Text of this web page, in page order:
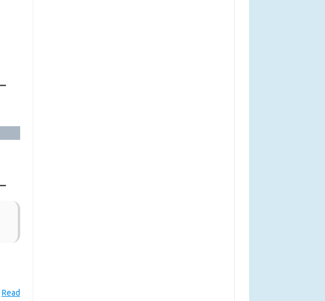
Read